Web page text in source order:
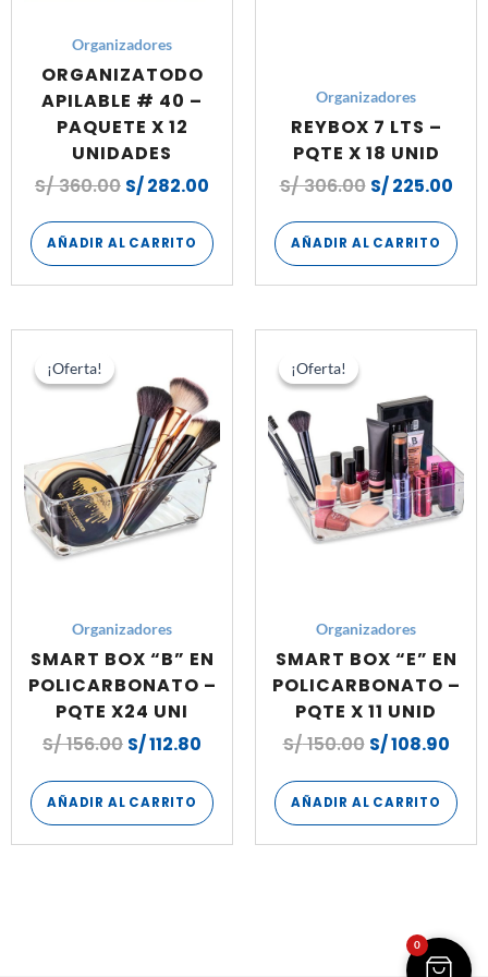
Organizadores
ORGANIZATODO
APILABLE # 40 –
PAQUETE X 12
UNIDADES
S/360.00 S/282.00
AÑADIR AL CARRITO
Organizadores
REYBOX 7 LTS –
PQTE X 18 UNID
S/306.00 S/225.00
AÑADIR AL CARRITO
¡Oferta!
¡Oferta!
Organizadores
SMART BOX “B” EN
POLICARBONATO –
PQTE X24 UNI
S/156.00
original
era:
S/ 156.00.
S/112.80
actual
es:
S/ 112.80.
AÑADIR AL CARRITO
¡Oferta!
¡Oferta!
Organizadores
SMART BOX “E” EN
POLICARBONATO –
PQTE X 11 UNID
S/150.00
era:
S/ 150.00.
S/108.90
AÑADIR AL CARRITO
0